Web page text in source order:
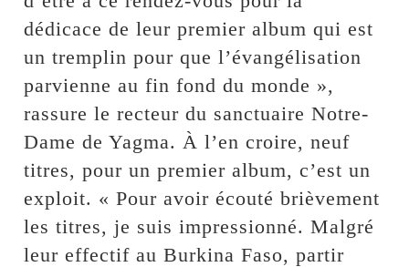
dédicace de leur premier album qui est
un tremplin pour que l’évangélisation
parvienne au fin fond du monde »,
rassure le recteur du sanctuaire Notre-
Dame de Yagma. À l’en croire, neuf
titres, pour un premier album, c’est un
exploit. « Pour avoir écouté brièvement
les titres, je suis impressionné. Malgré
leur effectif au Burkina Faso, partir